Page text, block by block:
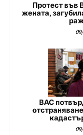
Протест във
жената,
ВАС